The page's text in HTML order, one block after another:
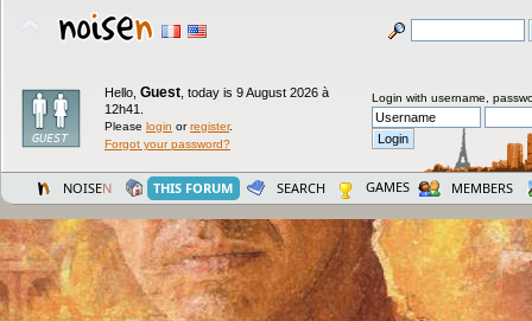
Hello, Guest today is 9 August 2026 à
12h41.
Please login orregister.
Forgot your password?
Login with username,
NOISEN THIS FORUM SEARCH GAMES MEMBERS